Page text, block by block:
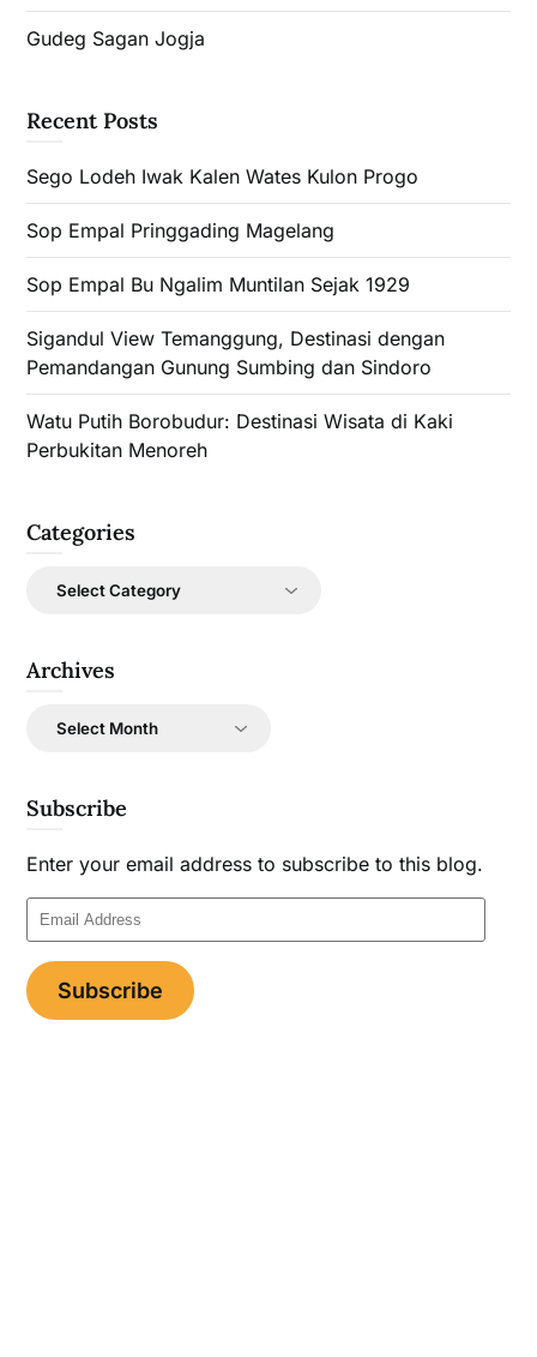
Gudeg Sagan Jogja
Recent Posts
Sego Lodeh Iwak Kalen Wates Kulon Progo
Sop Empal Pringgading Magelang
Sop Empal Bu Ngalim Muntilan Sejak 1929
Sigandul View Temanggung, Destinasi dengan
Pemandangan Gunung Sumbing dan Sindoro
Watu Putih Borobudur: Destinasi Wisata di Kaki
Perbukitan Menoreh
Categories
Categories
Archives
Archives
Subscribe
Enter your email address to subscribe to this blog.
Email
Address
Subscribe